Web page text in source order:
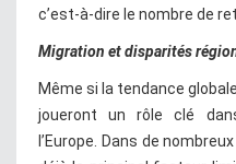
c’est-à-dire le nombre de
Migration et disparités
Même si la tendance
joueront un rôle clé
l’Europe. Dans de